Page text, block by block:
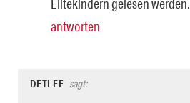
Elitekindern gelesen werden.
antworten
DETLEF sagt: